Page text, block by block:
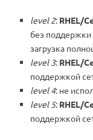
level 2: RHEL/
без поддержки
загрузка
level 3: RHEL/
поддержкой
level 4: не
level 5: RHEL/
поддержкой